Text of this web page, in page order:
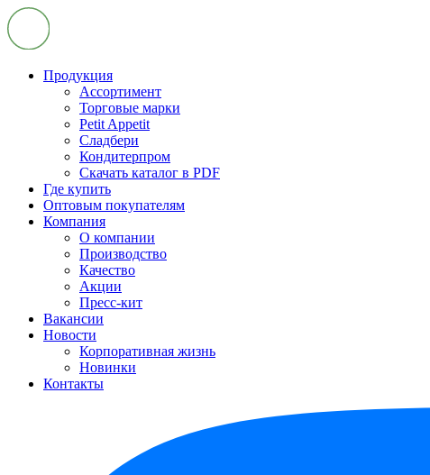
Продукция
Ассортимент
Торговые марки
Petit Appetit
Сладбери
Кондитерпром
Скачать каталог в PDF
Где купить
Оптовым покупателям
Компания
О компании
Производство
Качество
Акции
Пресс-кит
Вакансии
Новости
Корпоративная жизнь
Новинки
Контакты